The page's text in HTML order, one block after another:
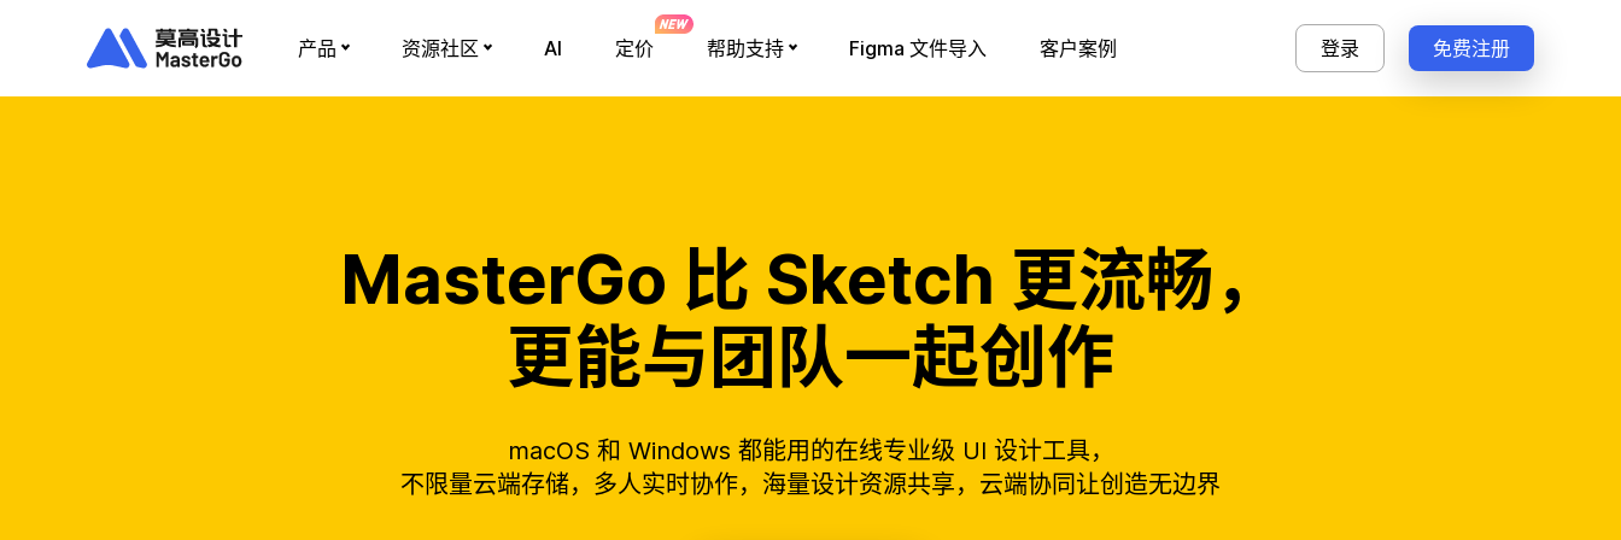
产品 资源社区 AI 定价 帮助支持 Figma 文件导入 客户案例 登录 免费注册
MasterGo 比 Sketch 更流畅，
更能与团队一起创作
macOS 和 Windows 都能用的在线专业级 UI 设计工具，
不限量云端存储，多人实时协作，海量设计资源共享，云端协同让创造无边界